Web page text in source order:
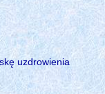
uzdrowienia